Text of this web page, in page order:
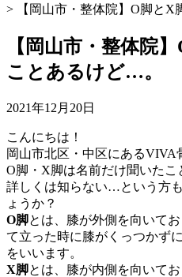
>
【岡山市・整体院】O脚と
【岡山市・整体院
ことあるけど…。
2021年12月20日
こんにちは！
岡山市北区・中区にあるVIVA
O脚・X脚は名前だけ聞いた
詳しくは知らない…という方
ょうか？
O脚とは、膝が外側を向いて
て立った時に膝がくっつかず
をいいます。
X脚とは、膝が内側を向いて